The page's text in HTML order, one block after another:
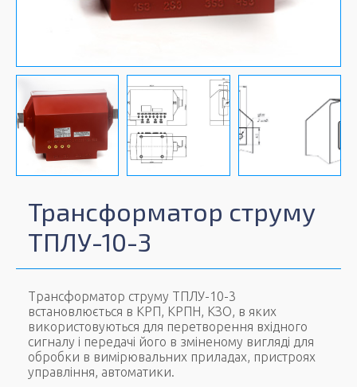
Трансформатор струму
ТПЛУ-10-3
Трансформатор струму ТПЛУ-10-3
встановлюється в КРП, КРПН, КЗО, в яких
використовуються для перетворення вхідного
сигналу і передачі його в зміненому вигляді для
обробки в вимірювальних приладах, пристроях
управління, автоматики.